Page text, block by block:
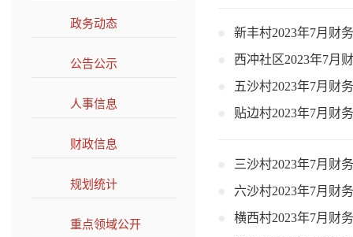
政务动态
公告公示
人事信息
财政信息
规划统计
重点领域公开
新丰村2023年7月财
西冲社区2023年7月
五沙村2023年7月财
贴边村2023年7月财
三沙村2023年7月财
六沙村2023年7月财
横西村2023年7月财